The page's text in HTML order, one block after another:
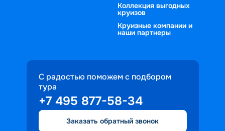
Коллекция выгодных
круизов
Круизные компании и
наши партнеры
С радостью поможем с подбором
тура
+7 495 877-58-34
Заказать обратный звонок